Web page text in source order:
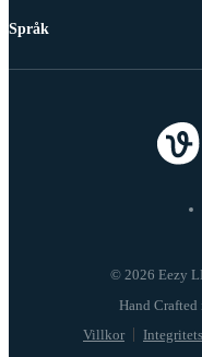
© 2026 Eezy
Villkor
Språk